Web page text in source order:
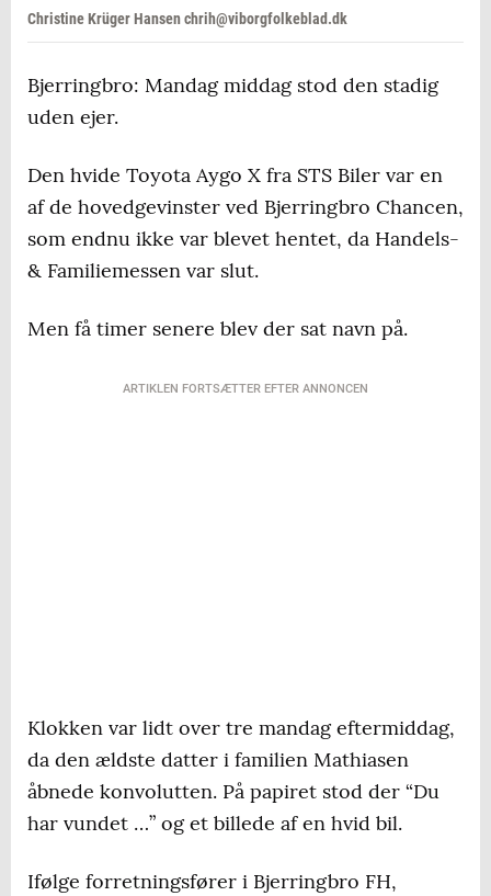
Christine Krüger Hansen chrih@viborgfolkeblad.dk
Bjerringbro: Mandag middag stod den stadig
uden ejer.
Den hvide Toyota Aygo X fra STS Biler var en
af de hovedgevinster ved Bjerringbro Chancen,
som endnu ikke var blevet hentet, da Handels-
& Familiemessen var slut.
Men få timer senere blev der sat navn på.
ARTIKLEN FORTSÆTTER EFTER ANNONCEN
Klokken var lidt over tre mandag eftermiddag,
da den ældste datter i familien Mathiasen
åbnede konvolutten. På papiret stod der “Du
har vundet …” og et billede af en hvid bil.
Ifølge forretningsfører i Bjerringbro FH,